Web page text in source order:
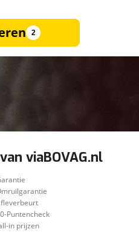
2
viaBOVAG.nl
Puntencheck
in prijzen